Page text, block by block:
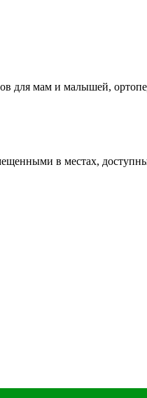
для мам и малышей,
в местах,